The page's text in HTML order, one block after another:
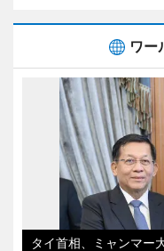
ワー
タイ首相、ミャンマー